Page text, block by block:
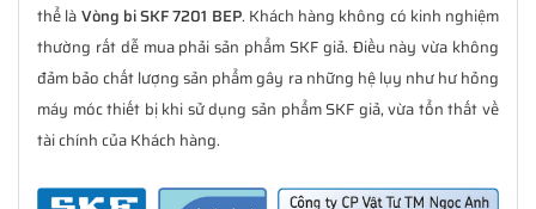
thể làVòng bi SKF 7201 BEP. Khách hàng không có kinh nghiệm
thường rất dễ mua phải sản phẩm SKF giả. Điều này vừa không
đảm bảo chất lượng sản phẩm gây ra những hệ lụy như hư hỏng
máy móc thiết bị khi sử dụng sản phẩm SKF giả, vừa tổn thất về
tài chính của Khách hàng.